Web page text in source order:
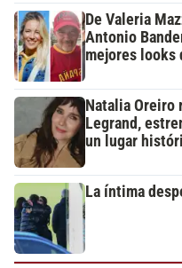
De Valeria
Antonio
mejores looks
Natalia Oreiro
Legrand,
un lugar
La íntima